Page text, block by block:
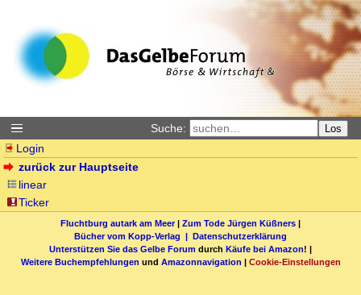
Suche: Los
Login
zurück zur Hauptseite
linear
Ticker
Fluchtburg autark am Meer| Zum Tode Jürgen Küßners |
Bücher vom Kopp-Verlag | Datenschutzerklärung
Unterstützen Sie das Gelbe Forum durch Käufe bei Amazon! |
Weitere Buchempfehlungen und Amazonnavigation | Cookie-Einstellungen